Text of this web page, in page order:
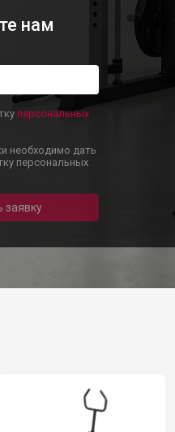
нам
персональных
необходимо дать
персональных
заявку